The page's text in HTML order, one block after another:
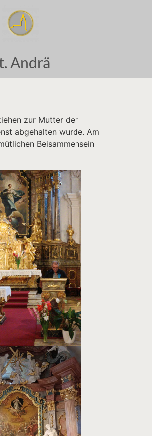
Andrä
zur Mutter der
abgehalten wurde. Am
Beisammensein